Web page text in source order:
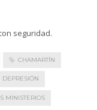
seguridad.
CHAMARTÍN
DEPRESIÓN
MINISTERIOS